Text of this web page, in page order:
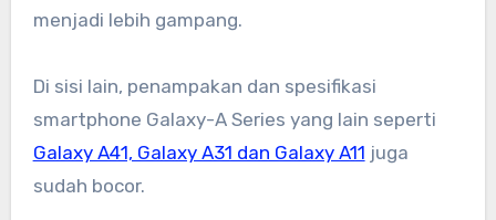
menjadi lebih gampang.
Di sisi lain, penampakan dan spesifikasi
smartphone Galaxy-A Series yang lain seperti
Galaxy A41, Galaxy A31 dan Galaxy A11 juga
sudah bocor.